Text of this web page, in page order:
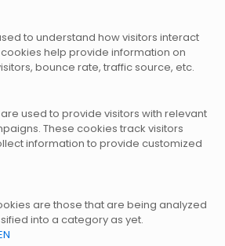
to understand how visitors interact
help provide information on
bounce rate, traffic source, etc.
used to provide visitors with relevant
These cookies track visitors
information to provide customized
are those that are being analyzed
into a category as yet.